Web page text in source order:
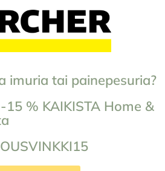
imuria tai painepesuria?
15 % KAIKISTA Home &